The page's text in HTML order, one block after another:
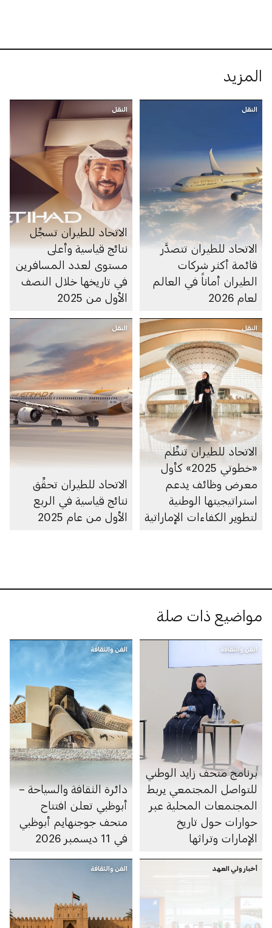
المزيد
النقل
الاتحاد للطيران تتصدَّر
قائمة أكثر شركات
الطيران أماناً في العالم
لعام 2026
النقل
الاتحاد للطيران تسجِّل
نتائج قياسية وأعلى
مستوى لعدد المسافرين
في تاريخها خلال النصف
الأول من 2025
النقل
الاتحاد للطيران تنظِّم
«خطوتي 2025» كأول
معرض وظائف يدعم
استراتيجيتها الوطنية
لتطوير الكفاءات الإماراتية
النقل
الاتحاد للطيران تحقِّق
نتائج قياسية في الربع
الأول من عام 2025
مواضيع ذات صلة
الفن والثقافة
برنامج متحف زايد الوطني
للتواصل المجتمعي يربط
المجتمعات المحلية عبر
حوارات حول تاريخ
الإمارات وتراثها
الفن والثقافة
دائرة الثقافة والسياحة –
أبوظبي تعلن افتتاح
متحف جوجنهايم أبوظبي
في 11 ديسمبر 2026
أخبار ولي العهد الفن والثقافة